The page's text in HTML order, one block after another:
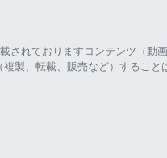
されておりますコンテンツ（動
製、転載、販売など）すること